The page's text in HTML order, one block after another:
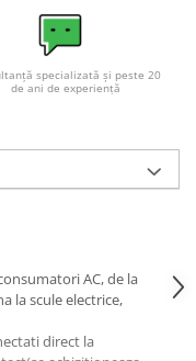
specializată și peste 20
de ani de experiență
AC, de la
la scule electrice,
direct la